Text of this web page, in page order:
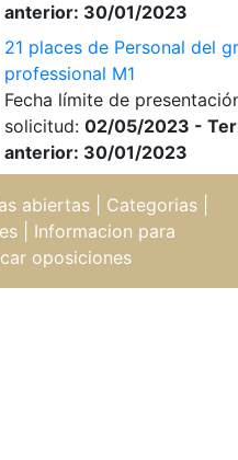
anterior: 30/01/2023
21 places de Personal del
professional M1
Fecha límite de
solicitud: 02/05/2023 -
anterior: 30/01/2023
abiertas Categorias
| Informacion para
oposiciones